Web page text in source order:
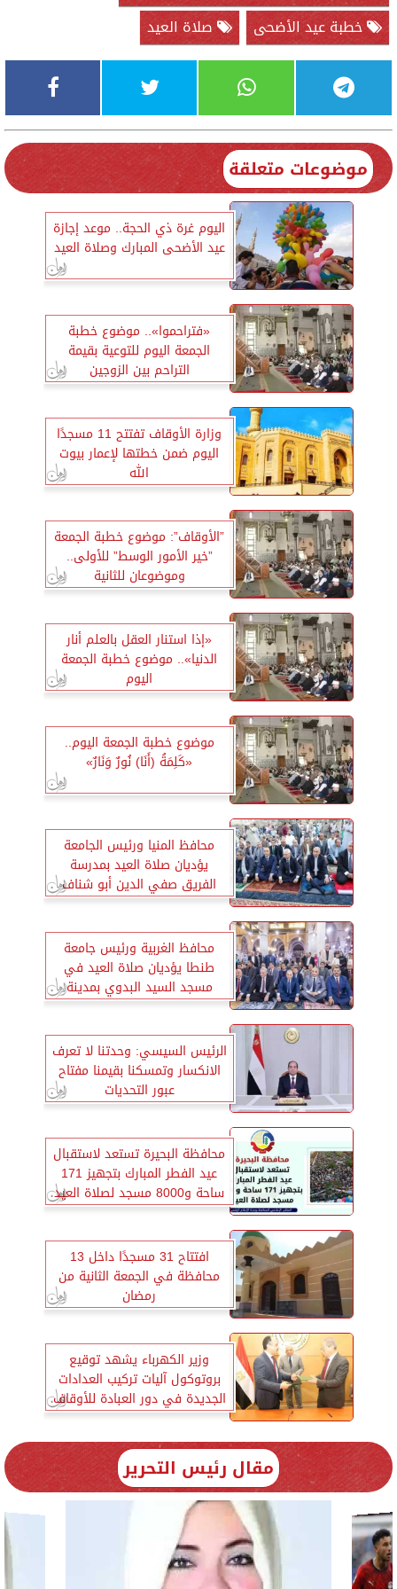
خطبة عيد الأضحى
صلاة العيد
موضوعات متعلقة
اليوم غرة ذي الحجة.. موعد إجازة
عيد الأضحى المبارك وصلاة العيد
«فتراحموا».. موضوع خطبة
الجمعة اليوم للتوعية بقيمة
التراحم بين الزوجين
وزارة الأوقاف تفتتح 11 مسجدًا
اليوم ضمن خطتها لإعمار بيوت
الله
”الأوقاف”: موضوع خطبة الجمعة
”خير الأمور الوسط” للأولى..
وموضوعان للثانية
«إذا استنار العقل بالعلم أنار
الدنيا».. موضوع خطبة الجمعة
اليوم
موضوع خطبة الجمعة اليوم..
«كَلِمَةُ (أَنَا) نُورٌ وَنَارٌ»
محافظ المنيا ورئيس الجامعة
يؤديان صلاة العيد بمدرسة
الفريق صفي الدين أبو شناف
محافظ الغربية ورئيس جامعة
طنطا يؤديان صلاة العيد في
مسجد السيد البدوي بمدينة
طنطا
الرئيس السيسي: وحدتنا لا تعرف
الانكسار وتمسكنا بقيمنا مفتاح
عبور التحديات
محافظة البحيرة تستعد لاستقبال
عيد الفطر المبارك بتجهيز 171
ساحة و8000 مسجد لصلاة العيد
افتتاح 31 مسجدًا داخل 13
محافظة في الجمعة الثانية من
رمضان
وزير الكهرباء يشهد توقيع
بروتوكول آليات تركيب العدادات
الجديدة في دور العبادة للأوقاف
مقال رئيس التحرير